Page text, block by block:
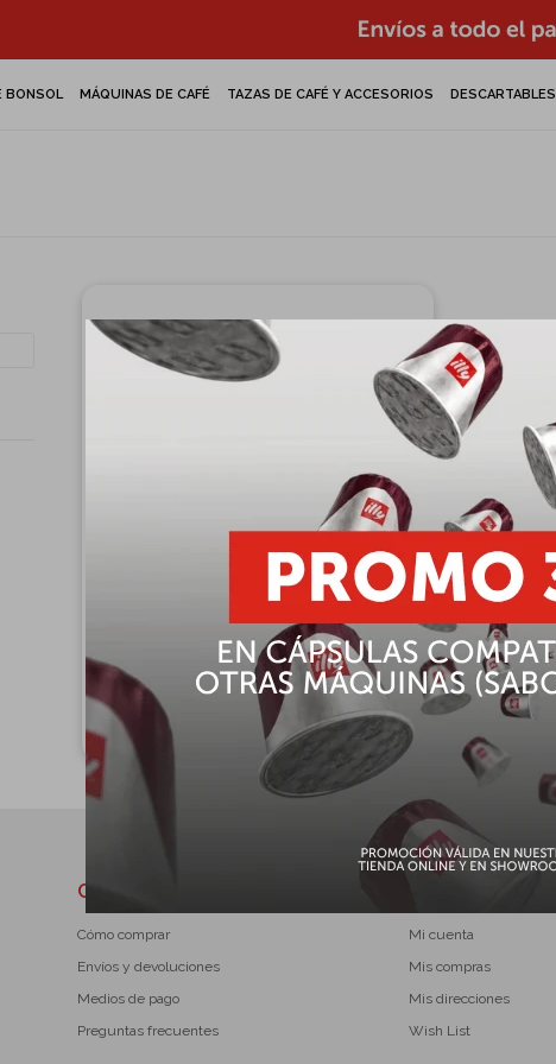
BONSOL MÁQUINAS DE CAFÉ TAZAS DE CAFÉ Y ACCESORIOS DESCARTABLES
Café BonSol en grano - 1 kg
49,92
COMPRA
Cómo comprar
Envíos y devoluciones
Medios de pago
Preguntas frecuentes
Mi cuenta
Mis compras
Mis direcciones
Wish List